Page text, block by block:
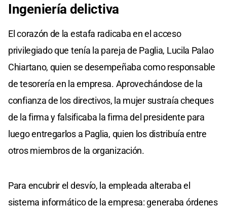
Ingeniería delictiva
El corazón de la estafa radicaba en el acceso
privilegiado que tenía la pareja de Paglia, Lucila Palao
Chiartano, quien se desempeñaba como responsable
de tesorería en la empresa. Aprovechándose de la
confianza de los directivos, la mujer sustraía cheques
de la firma y falsificaba la firma del presidente para
luego entregarlos a Paglia, quien los distribuía entre
otros miembros de la organización.
Para encubrir el desvío, la empleada alteraba el
sistema informático de la empresa: generaba órdenes